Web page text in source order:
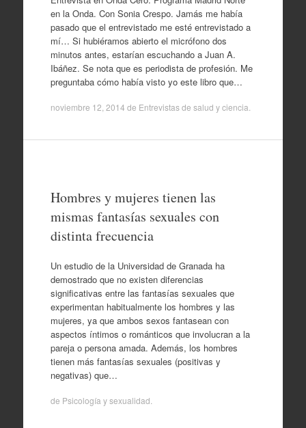
en la Onda. Con Sonia Crespo. Jamás me había
pasado que el entrevistado me esté entrevistado a
mí… Si hubiéramos abierto el micrófono dos
minutos antes, estarían escuchando a Juan A.
Ibáñez. Se nota que es periodista de profesión. Me
preguntaba cómo había visto yo este libro que…
noviembre 12, 2014 de Entrevistas de salud y ciencia
Hombres y mujeres tienen las
mismas fantasías sexuales con
distinta frecuencia
Un estudio de la Universidad de Granada ha
demostrado que no existen diferencias
significativas entre las fantasías sexuales que
experimentan habitualmente los hombres y las
mujeres, ya que ambos sexos fantasean con
aspectos íntimos o románticos que involucran a la
pareja o persona amada. Además, los hombres
tienen más fantasías sexuales (positivas y
negativas) que…
de Psicología y sexualidad